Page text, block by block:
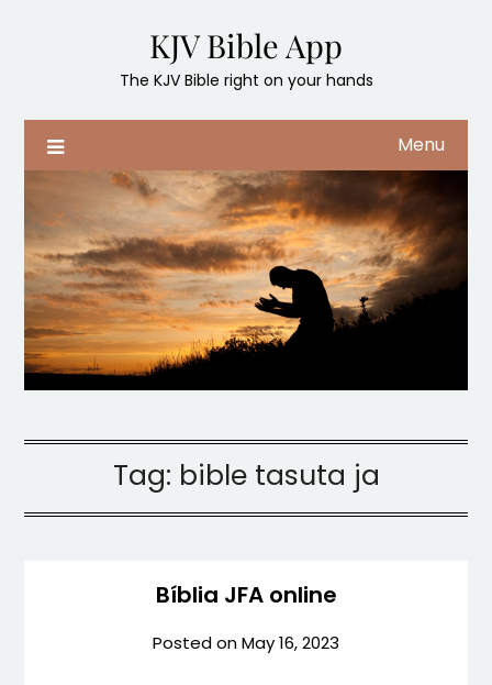
KJV Bible App
The KJV Bible right on your hands
Menu
Tag: bible tasuta ja
Bíblia JFA online
Posted onMay 16, 2023